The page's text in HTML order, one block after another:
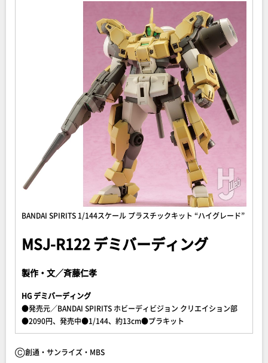
BANDAI SPIRITS 1/144スケール プラスチックキット “ハイグレード”
MSJ-R122 デミバーディング
製作・文／斉藤仁孝
HG デミバーディング
●発売元／BANDAI SPIRITS ホビーディビジョン クリエイション部
●2090円、発売中●1/144、約13cm●プラキット
Ⓒ創通・サンライズ・MBS